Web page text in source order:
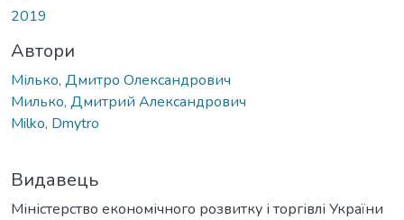
2019
Автори
Мілько, Дмитро Олександрович
Милько, Дмитрий Александрович
Milko, Dmytro
Видавець
Міністерство економічного розвитку і торгівлі України